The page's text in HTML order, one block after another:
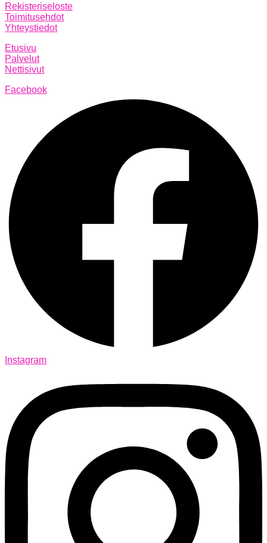
Rekisteriseloste
Toimitusehdot
Yhteystiedot
Etusivu
Palvelut
Nettisivut
Facebook
Instagram